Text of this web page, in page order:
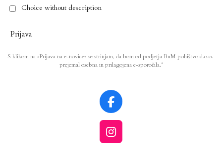
Choice without description
Prijava
S klikom na »Prijava na e-novice« se strinjam, da bom od podjetja BuM pohištvo d.o.o.
prejemal osebna in prilagojena e-sporočila.*
F
a
c
e
I
n